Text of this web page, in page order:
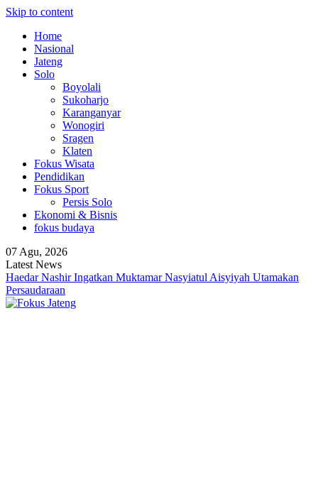
Skip to content
Home
Nasional
Jateng
Solo
Boyolali
Sukoharjo
Karanganyar
Wonogiri
Sragen
Klaten
Fokus Wisata
Pendidikan
Fokus Sport
Persis Solo
Ekonomi & Bisnis
fokus budaya
07 Agu, 2026
Latest News
Haedar Nashir Ingatkan Muktamar Nasyiatul Aisyiyah Utamakan
Persaudaraan
Pemprov Jateng Dorong Nasyiatul Aisyiyah Jadi Mitra
Pembangunan